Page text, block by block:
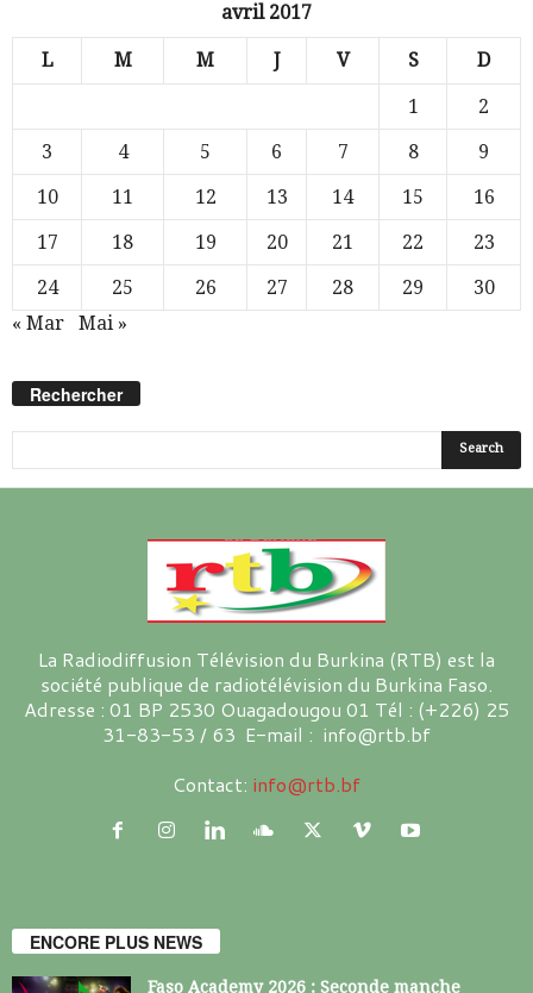
avril 2017
L M M J V S D
1
2
3
4 5 6 7 8
9
10
11 12 13 14 15
16
17
18 19 20 21 22
23
24
25 26 27 28 29
30
« Mar
Mai »
Rechercher
La Radiodiffusion Télévision du Burkina (RTB) est la
société publique de radiotélévision du Burkina Faso.
Adresse : 01 BP 2530 Ouagadougou 01 Tél : (+226) 25
31-83-53 / 63 E-mail : info@rtb.bf
Contact: info@rtb.bf
ENCORE PLUS NEWS
Faso Academy 2026 : Seconde manche